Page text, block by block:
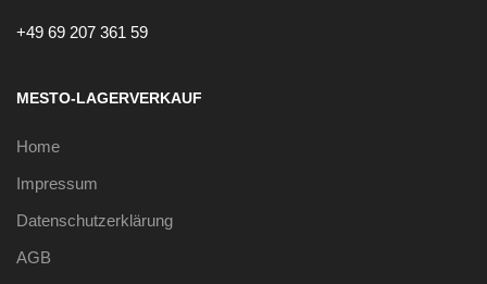
+49 69 207 361 59
MESTO-LAGERVERKAUF
Home
Impressum
Datenschutzerklärung
AGB